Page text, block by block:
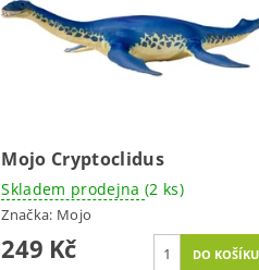
Mojo Cryptoclidus
Skladem prodejna (2 ks)
Značka: Mojo
249 Kč